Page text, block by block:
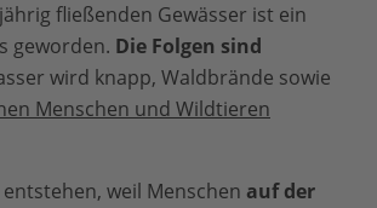
fließenden Gewässer ist ein
geworden. Die Folgen sind
wird knapp, Waldbrände sowie
Menschen und Wildtieren
weil Menschen auf der